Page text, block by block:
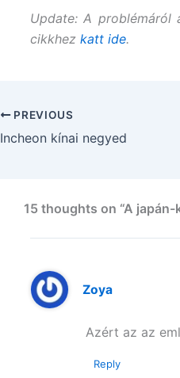
Update: A
cikkhez katt ide.
PREVIOUS
Incheon kínai negyed
15 thoughts on “A
Zoya
Azért az az
Reply